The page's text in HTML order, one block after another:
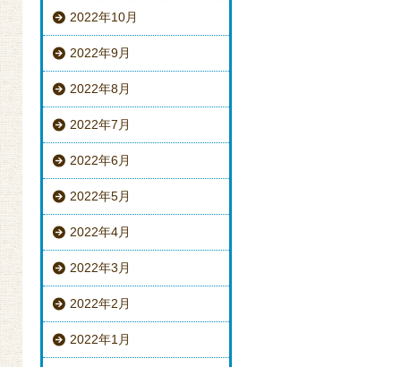
2022年10月
2022年9月
2022年8月
2022年7月
2022年6月
2022年5月
2022年4月
2022年3月
2022年2月
2022年1月